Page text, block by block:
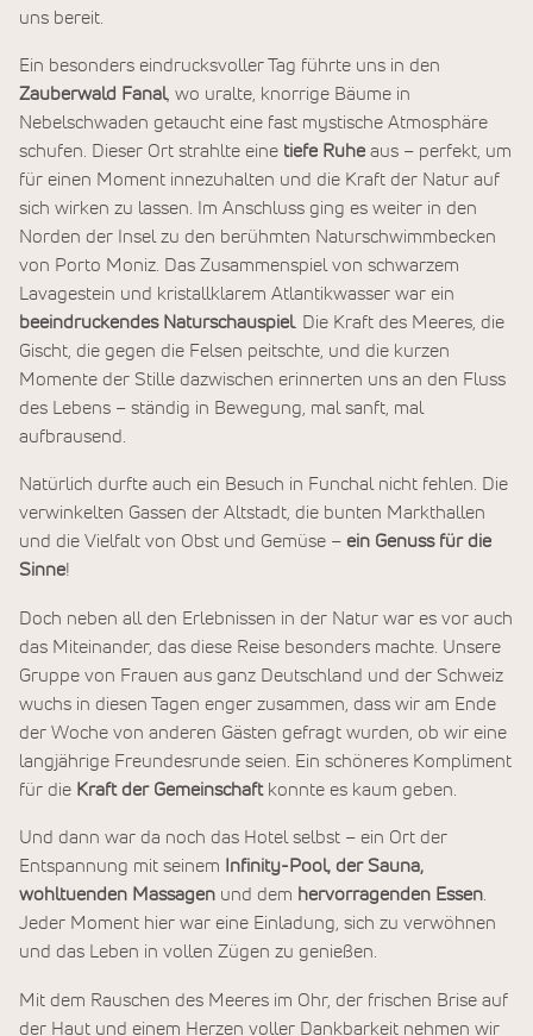
uns bereit.
Ein besonders eindrucksvoller Tag führte uns in den
Zauberwald Fanal, wo uralte, knorrige Bäume in
Nebelschwaden getaucht eine fast mystische Atmosphäre
schufen. Dieser Ort strahlte eine tiefe Ruhe aus – perfekt, um
für einen Moment innezuhalten und die Kraft der Natur auf
sich wirken zu lassen. Im Anschluss ging es weiter in den
Norden der Insel zu den berühmten Naturschwimmbecken
von Porto Moniz. Das Zusammenspiel von schwarzem
Lavagestein und kristallklarem Atlantikwasser war ein
beeindruckendes Naturschauspiel. Die Kraft des Meeres, die
Gischt, die gegen die Felsen peitschte, und die kurzen
Momente der Stille dazwischen erinnerten uns an den Fluss
des Lebens – ständig in Bewegung, mal sanft, mal
aufbrausend.
Natürlich durfte auch ein Besuch in Funchal nicht fehlen. Die
verwinkelten Gassen der Altstadt, die bunten Markthallen
und die Vielfalt von Obst und Gemüse – ein Genuss für die
Sinne!
Doch neben all den Erlebnissen in der Natur war es vor auch
das Miteinander, das diese Reise besonders machte. Unsere
Gruppe von Frauen aus ganz Deutschland und der Schweiz
wuchs in diesen Tagen enger zusammen, dass wir am Ende
der Woche von anderen Gästen gefragt wurden, ob wir eine
langjährige Freundesrunde seien. Ein schöneres Kompliment
für die Kraft der Gemeinschaftkonnte es kaum geben.
Und dann war da noch das Hotel selbst – ein Ort der
Entspannung mit seinem
Infinity-Pool, der Sauna,
wohltuenden Massagen und dem hervorragenden Essen
Jeder Moment hier war eine Einladung, sich zu verwöhnen
und das Leben in vollen Zügen zu genießen.
Mit dem Rauschen des Meeres im Ohr, der frischen Brise auf
der Haut und einem Herzen voller Dankbarkeit nehmen wir